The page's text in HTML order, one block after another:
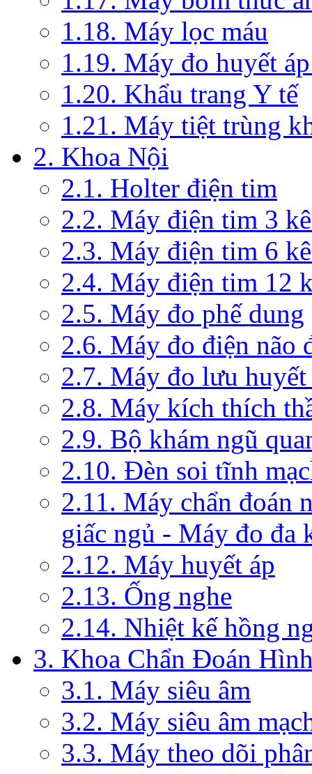
1.18. Máy lọc máu
1.19. Máy đo huyết
1.20. Khẩu trang Y tế
1.21. Máy tiệt trùng
2. Khoa Nội
2.1. Holter điện tim
2.2. Máy điện tim 3
2.3. Máy điện tim 6
2.4. Máy điện tim 12
2.5. Máy đo phế dung
2.6. Máy đo điện não
2.7. Máy đo lưu
2.8. Máy kích thích
2.9. Bộ khám ngũ
2.10. Đèn soi tĩnh
2.11. Máy chẩn đoán
giấc ngủ - Máy đo đa
2.12. Máy huyết áp
2.13. Ống nghe
2.14. Nhiệt kế hồng
3. Khoa Chẩn Đoán
3.1. Máy siêu âm
3.2. Máy siêu âm
3.3. Máy theo dõi